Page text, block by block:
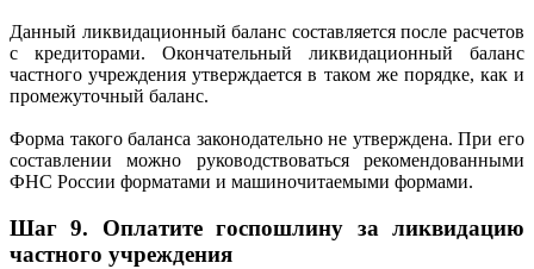
Данный ликвидационный баланс составляется после расчетов
с кредиторами. Окончательный ликвидационный баланс
частного учреждения утверждается в таком же порядке, как и
промежуточный баланс.
Форма такого баланса законодательно не утверждена. При его
составлении можно руководствоваться рекомендованными
ФНС России форматами и машиночитаемыми формами.
Шаг 9. Оплатите госпошлину за ликвидацию
частного учреждения